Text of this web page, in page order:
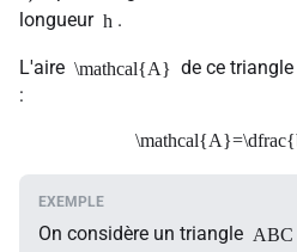
longueur h .
L'aire \mathcal{A} de ce
:
On considère un triangle ABC